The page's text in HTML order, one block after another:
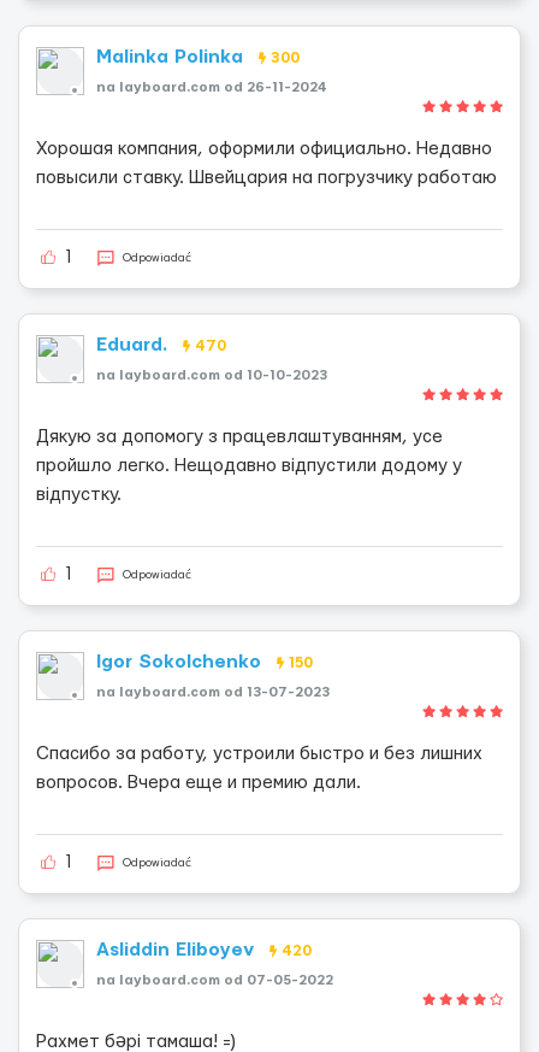
Malinka Polinka 300
na layboard.com od 26-11-2024
Хорошая компания, оформили официально. Недавно
повысили ставку. Швейцария на погрузчику работаю
Odpowiadać
Eduard. 470
na layboard.com od 10-10-2023
Дякую за допомогу з працевлаштуванням, усе
пройшло легко. Нещодавно відпустили додому у
відпустку.
Odpowiadać
Igor Sokolchenko 150
na layboard.com od 13-07-2023
Спасибо за работу, устроили быстро и без лишних
вопросов. Вчера еще и премию дали.
Odpowiadać
Asliddin Eliboyev 420
na layboard.com od 07-05-2022
Рахмет бәрі тамаша! =)